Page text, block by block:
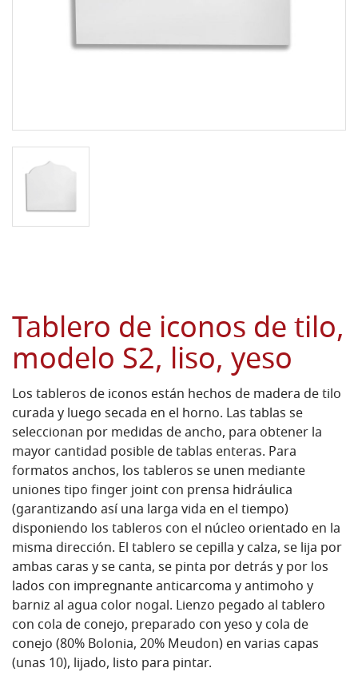
Tablero de iconos de tilo,
modelo S2, liso, yeso
Los tableros de iconos están hechos de madera de tilo
curada y luego secada en el horno. Las tablas se
seleccionan por medidas de ancho, para obtener la
mayor cantidad posible de tablas enteras. Para
formatos anchos, los tableros se unen mediante
uniones tipo finger joint con prensa hidráulica
(garantizando así una larga vida en el tiempo)
disponiendo los tableros con el núcleo orientado en la
misma dirección. El tablero se cepilla y calza, se lija por
ambas caras y se canta, se pinta por detrás y por los
lados con impregnante anticarcoma y antimoho y
barniz al agua color nogal. Lienzo pegado al tablero
con cola de conejo, preparado con yeso y cola de
conejo (80% Bolonia, 20% Meudon) en varias capas
(unas 10), lijado, listo para pintar.